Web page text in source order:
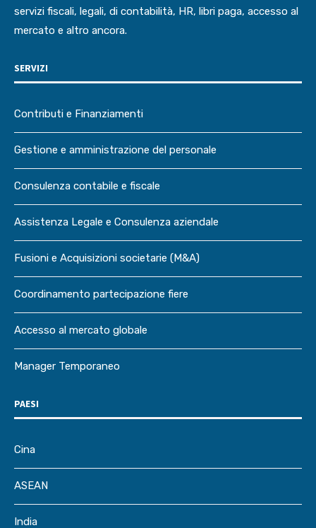
servizi fiscali, legali, di contabilità, HR, libri paga, accesso al
mercato e altro ancora.
SERVIZI
Contributi e Finanziamenti
Gestione e amministrazione del personale
Consulenza contabile e fiscale
Assistenza Legale e Consulenza aziendale
Fusioni e Acquisizioni societarie (M&A)
Coordinamento partecipazione fiere
Accesso al mercato globale
Manager Temporaneo
PAESI
Cina
ASEAN
India